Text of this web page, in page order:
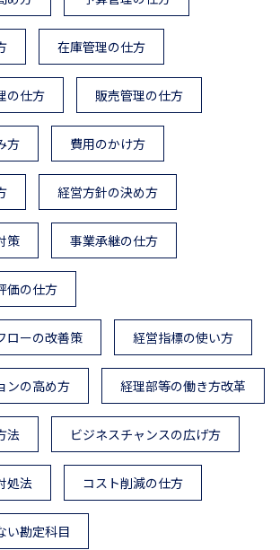
在庫管理の仕方
の仕方 販売管理の仕方
方 費用のかけ方
経営方針の決め方
策 事業承継の仕方
価の仕方
ローの改善策 経営指標の使い方
ンの高め方 経理部等の働き方改革
法 ビジネスチャンスの広げ方
処法 コスト削減の仕方
い勘定科目